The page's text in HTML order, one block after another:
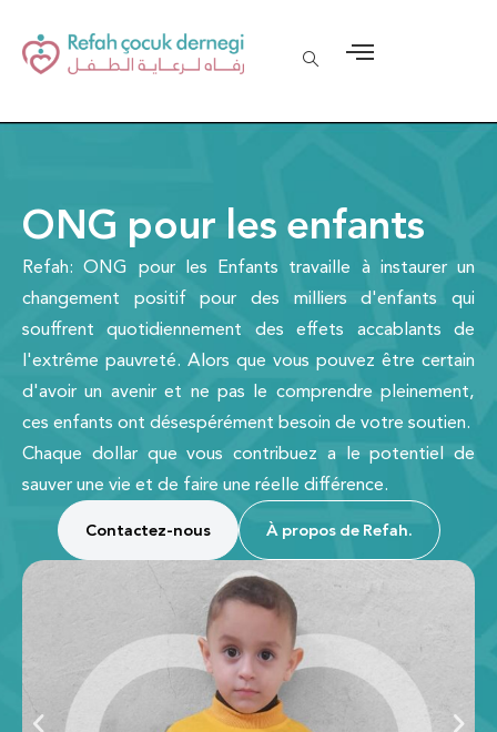
ONG pour les enfants
Refah: ONG pour les Enfants travaille à instaurer un
changement positif pour des milliers d'enfants qui
souffrent quotidiennement des effets accablants de
l'extrême pauvreté. Alors que vous pouvez être certain
d'avoir un avenir et ne pas le comprendre pleinement,
ces enfants ont désespérément besoin de votre soutien.
Chaque dollar que vous contribuez a le potentiel de
sauver une vie et de faire une réelle différence.
Contactez-nous À propos de Refah.